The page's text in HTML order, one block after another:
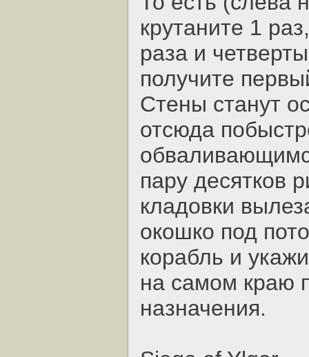
крутаните 1
раза и
получите
Стены станут
отсюда
пару десятков
кладовки
окошко под
корабль и
на самом краю
назначения.